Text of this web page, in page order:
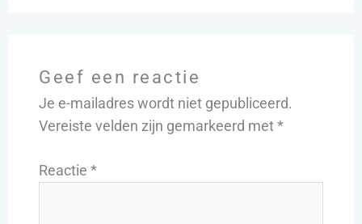
Geef een reactie
Je e-mailadres wordt niet gepubliceerd.
Vereiste velden zijn gemarkeerd met*
Reactie*